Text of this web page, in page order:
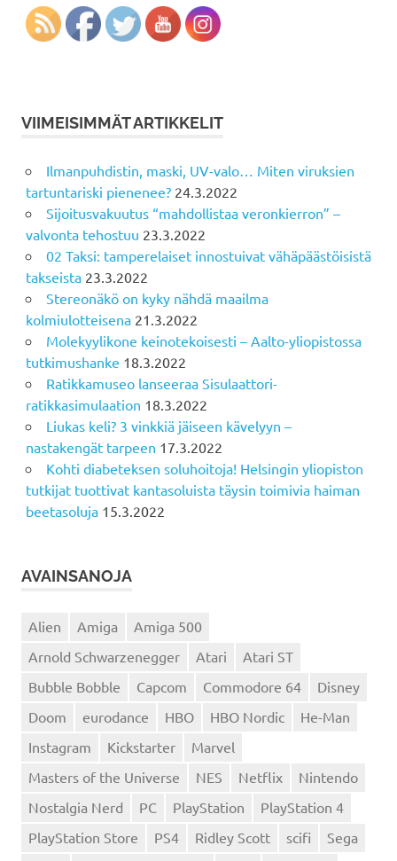
VIIMEISIMMÄT ARTIKKELIT
Ilmanpuhdistin, maski, UV-valo… Miten viruksien
tartuntariski pienenee? 24.3.2022
Sijoitusvakuutus “mahdollistaa veronkierron” –
valvonta tehostuu 23.3.2022
02 Taksi: tamperelaiset innostuivat vähäpäästöisistä
takseista 23.3.2022
Stereonäkö on kyky nähdä maailma
kolmiulotteisena 21.3.2022
Molekyylikone keinotekoisesti – Aalto-yliopistossa
tutkimushanke 18.3.2022
Ratikkamuseo lanseeraa Sisulaattori-
ratikkasimulaation 18.3.2022
Liukas keli? 3 vinkkiä jäiseen kävelyyn –
nastakengät tarpeen 17.3.2022
Kohti diabeteksen soluhoitoja! Helsingin yliopiston
tutkijat tuottivat kantasoluista täysin toimivia haiman
beetasoluja 15.3.2022
AVAINSANOJA
Alien Amiga
Amiga 500
Arnold Schwarzenegger
Atari
Atari ST
Bubble Bobble
Capcom Commodore 64
Disney
Doom
eurodance HBO HBO Nordic
He-Man
Instagram
Kickstarter
Marvel
Masters of the Universe
NES Netflix
Nintendo
Nostalgia Nerd
PC PlayStation
PlayStation 4
PlayStation Store
PS4 Ridley Scott scifi
Sega